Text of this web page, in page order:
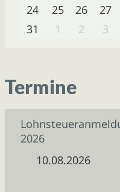
24
25 26 27
31
1 2 3
Termine
2026
10.08.2026